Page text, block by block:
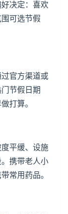
决定：喜欢
可选节假
官方渠道或
节假日期
打算。
平缓、设施
携带老人小
常用药品。